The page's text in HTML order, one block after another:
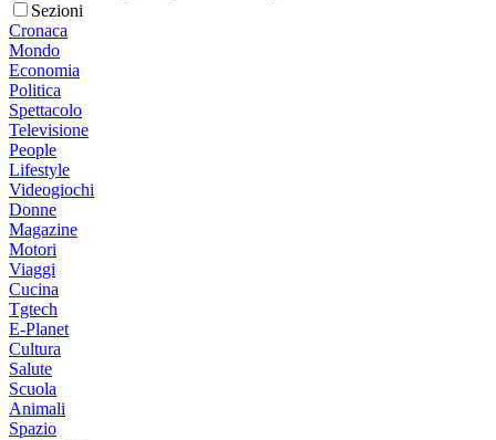
Sezioni
Cronaca
Mondo
Economia
Politica
Spettacolo
Televisione
People
Lifestyle
Videogiochi
Donne
Magazine
Motori
Viaggi
Cucina
Tgtech
E-Planet
Cultura
Salute
Scuola
Animali
Spazio